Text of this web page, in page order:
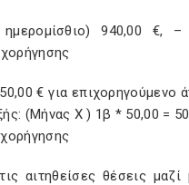
940,00 €,
€ για επιχορηγούμενο
(Μήνας Χ ) 1β * 50,00 =
αιτηθείσες θέσεις μαζί